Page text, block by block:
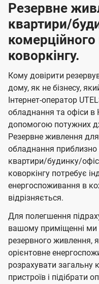
Резервне
квартири/
коворкінгу.
Кому довірити
дому, як не бізнесу,
Інтернет-оператор
обладнання та офіси в
допомогою потужних
Резервне живлення
обладнання приблизно
квартири/будинку/
коворкінгу потребує
енергоспоживання в
відрізняється.
Для полегшення
вашому приміщенні ми
резервного живлення,
орієнтовне
розрахувати загальну
пристроїв і підібрати